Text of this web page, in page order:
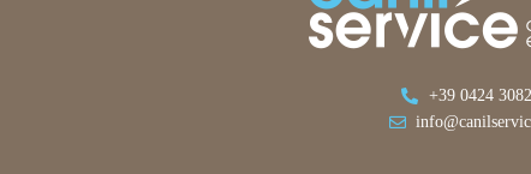
+39 0424